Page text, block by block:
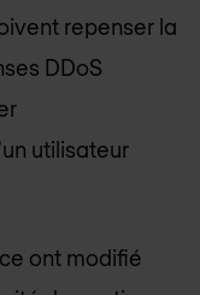
repenser la
DDoS
utilisateur
ont modifié